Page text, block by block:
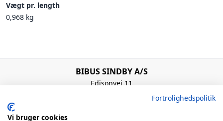
Vægt pr. length
0,968 kg
BIBUS SINDBY A/S
Edisonvej 11
Fortrolighedspolitik
Vi bruger cookies